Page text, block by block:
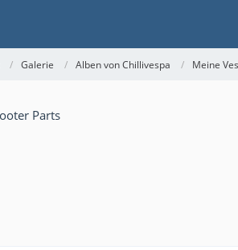
Galerie Alben von Chillivespa Meine